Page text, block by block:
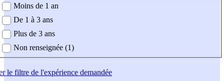
demandée
Moins de 1 an
De 1 à 3 ans
Plus de 3 ans
Non renseignée (1)
le filtre de l'expérience demandée